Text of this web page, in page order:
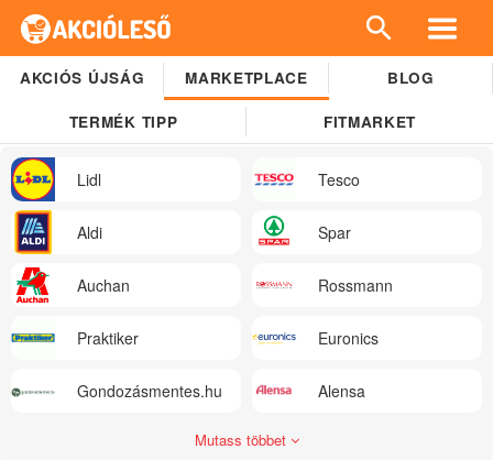
AKCIÓS ÚJSÁG MARKETPLACE BLOG
TERMÉK TIPP FITMARKET
Lidl Tesco
Aldi Spar
Auchan Rossmann
Praktiker Euronics
Gondozásmentes.hu Alensa
Mutass többet